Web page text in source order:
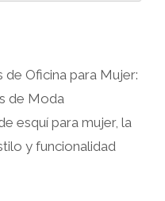
Oficina para Mujer:
de Moda
esquí para mujer, la
y funcionalidad